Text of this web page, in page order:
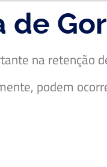
de
na retenção
podem